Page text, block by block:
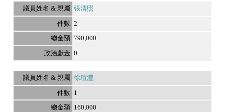
張清照
2
790,000
0
徐瑄灃
1
160,000